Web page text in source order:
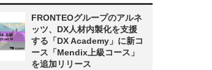
FRONTEOグループのアルネ
ッツ、DX人材内製化を支援
する「DX Academy」に新コ
ース「Mendix上級コース」
を追加リリース